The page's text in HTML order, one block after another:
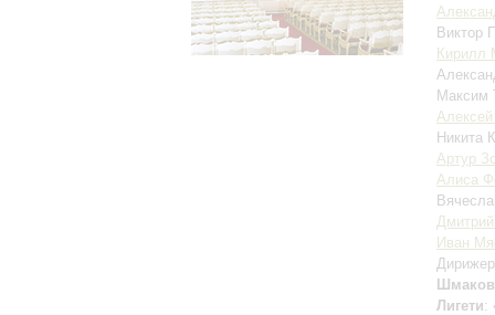
Виктор
Кирилл
Максим
Алексей
Никита
Артур
Алиса
Иван
Лигети: